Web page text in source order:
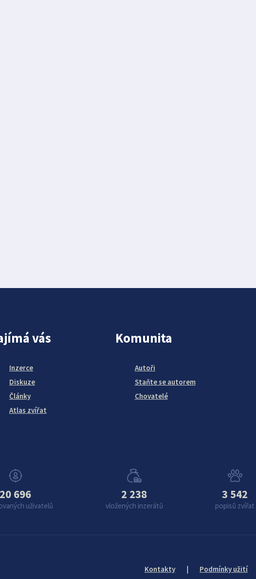
vás
Inzerce
Diskuze
Články
Atlas zvířat
Komunita
Autoři
Staňte se autorem
Chovatelé
20 696
uživatelů
2 238
vložených inzerátů
3 542
popisů zvířat
Kontakty | Podmínky užití